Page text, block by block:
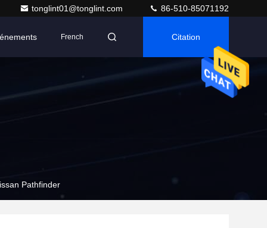
tonglint01@tonglint.com 86-510-85071192
French Citation
Pathfinder